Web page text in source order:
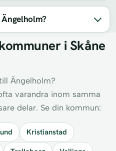
i Skåne
Ängelholm?
varandra inom samma
delar. Se din kommun:
Kristianstad